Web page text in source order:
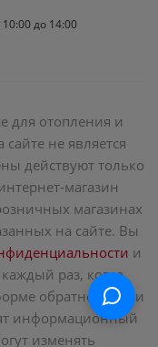
10:00 до 14:00
для отопления и
не является
действуют только
магазин
магазинах
на сайте. Вы
и
раз, когда
обратной связи
информационный
изменять